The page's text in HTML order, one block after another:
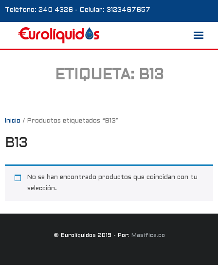
Teléfono: 240 4326 - Celular: 3123467657
Blog
Galería
ETIQUETA: B13
Inicio / Productos etiquetados “B13”
B13
No se han encontrado productos que coincidan con tu
selección.
© Eurolíquidos 2019 - Por: Masifica.co